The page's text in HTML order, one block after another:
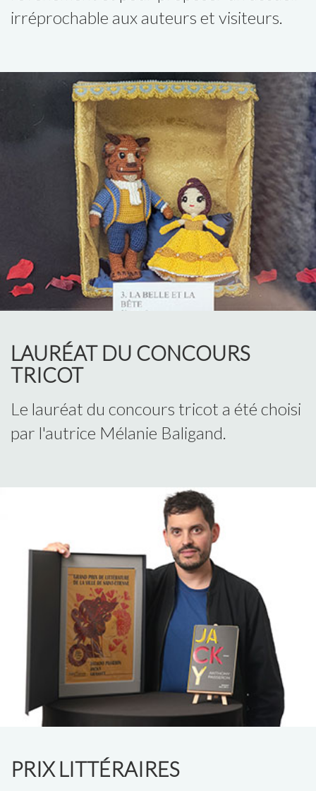
irréprochable aux auteurs et visiteurs.
LAURÉAT DU CONCOURS
TRICOT
Le lauréat du concours tricot a été choisi
par l'autrice Mélanie Baligand.
PRIX LITTÉRAIRES